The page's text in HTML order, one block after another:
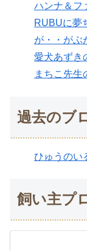
ハンナ＆フ
RUBUに夢
が・・がぶ
愛犬あずき
まちこ先生
過去のブ
ひゅうのい
飼い主プ